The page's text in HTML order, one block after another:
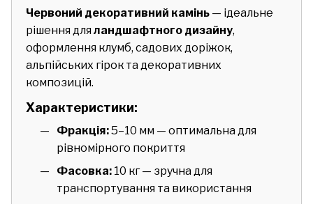
Червоний декоративний камінь — ідеальне
рішення дляландшафтного дизайну,
оформлення клумб, садових доріжок,
альпійських гірок та декоративних
композицій.
Характеристики:
Фракція:5–10 мм — оптимальна для
рівномірного покриття
Фасовка: 10 кг — зручна для
транспортування та використання